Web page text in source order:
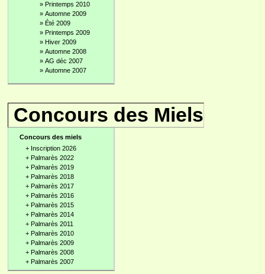
» Printemps 2010
» Automne 2009
» Été 2009
» Printemps 2009
» Hiver 2009
» Automne 2008
» AG déc 2007
» Automne 2007
Concours des Miels
Concours des miels
+ Inscription 2026
+ Palmarès 2022
+ Palmarès 2019
+ Palmarès 2018
+ Palmarès 2017
+ Palmarès 2016
+ Palmarès 2015
+ Palmarès 2014
+ Palmarès 2011
+ Palmarès 2010
+ Palmarès 2009
+ Palmarès 2008
+ Palmarès 2007